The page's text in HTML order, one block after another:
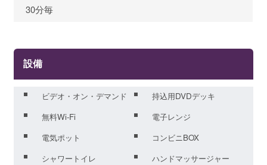
30分毎
設備
ビデオ・オン・デマンド
持込用DVDデッキ
無料Wi-Fi
電子レンジ
電気ポット
コンビニBOX
シャワートイレ
ハンドマッサージャー